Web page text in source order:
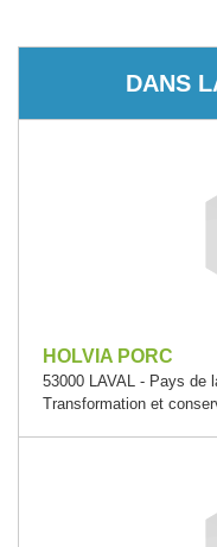
DANS
HOLVIA PORC
53000 LAVAL - Pays de
Transformation et